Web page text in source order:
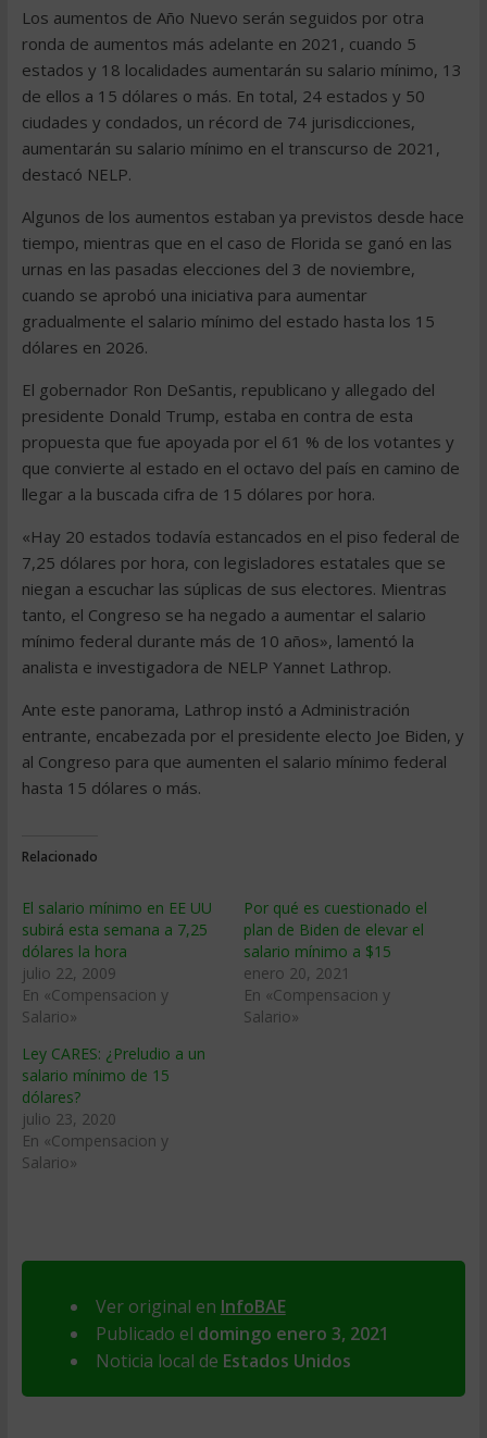
Los aumentos de Año Nuevo serán seguidos por otra
ronda de aumentos más adelante en 2021, cuando 5
estados y 18 localidades aumentarán su salario mínimo, 13
de ellos a 15 dólares o más. En total, 24 estados y 50
ciudades y condados, un récord de 74 jurisdicciones,
aumentarán su salario mínimo en el transcurso de 2021,
destacó NELP.
Algunos de los aumentos estaban ya previstos desde hace
tiempo, mientras que en el caso de Florida se ganó en las
urnas en las pasadas elecciones del 3 de noviembre,
cuando se aprobó una iniciativa para aumentar
gradualmente el salario mínimo del estado hasta los 15
dólares en 2026.
El gobernador Ron DeSantis, republicano y allegado del
presidente Donald Trump, estaba en contra de esta
propuesta que fue apoyada por el 61 % de los votantes y
que convierte al estado en el octavo del país en camino de
llegar a la buscada cifra de 15 dólares por hora.
«Hay 20 estados todavía estancados en el piso federal de
7,25 dólares por hora, con legisladores estatales que se
niegan a escuchar las súplicas de sus electores. Mientras
tanto, el Congreso se ha negado a aumentar el salario
mínimo federal durante más de 10 años», lamentó la
analista e investigadora de NELP Yannet Lathrop.
Ante este panorama, Lathrop instó a Administración
entrante, encabezada por el presidente electo Joe Biden, y
al Congreso para que aumenten el salario mínimo federal
hasta 15 dólares o más.
Relacionado
El salario mínimo en EE UU
subirá esta semana a 7,25
dólares la hora
julio 22, 2009
En «Compensacion y
Salario»
Por qué es cuestionado el
plan de Biden de elevar el
salario mínimo a $15
enero 20, 2021
En «Compensacion y
Salario»
Ley CARES: ¿Preludio a un
salario mínimo de 15
dólares?
julio 23, 2020
En «Compensacion y
Salario»
Ver original en InfoBAE
Publicado el domingo enero 3, 2021
Noticia local de Estados Unidos